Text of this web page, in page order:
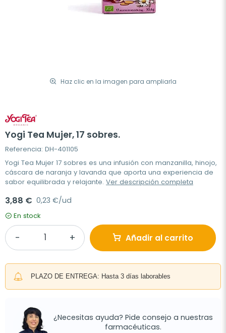
Haz clic en la imagen para ampliarla
Yogi Tea Mujer, 17 sobres.
Referencia: DH-401105
Yogi Tea Mujer 17 sobres es una infusión con manzanilla, hinojo,
cáscara de naranja y lavanda que aporta una experiencia de
sabor equilibrada y relajante. Ver descripción completa
3,88 € 0,23 €/ud
En stock
Añadir al carrito
PLAZO DE ENTREGA: Hasta 3 días laborables
¿Necesitas ayuda? Pide consejo a nuestras
farmacéuticas.